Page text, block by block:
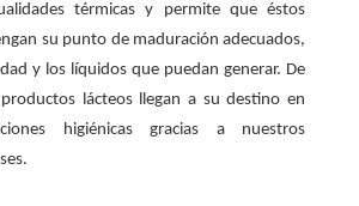
térmicas y permite que éstos
su punto de maduración adecuados,
y los líquidos que puedan generar. De
lácteos llegan a su destino en
higiénicas gracias a nuestros